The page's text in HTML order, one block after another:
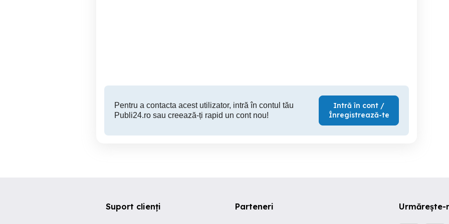
Pentru a contacta acest utilizator, intră în contul tău
Publi24.ro sau creează-ți rapid un cont nou!
Intră în cont /
Înregistrează-te
Urmărește-
Suport clienți Parteneri